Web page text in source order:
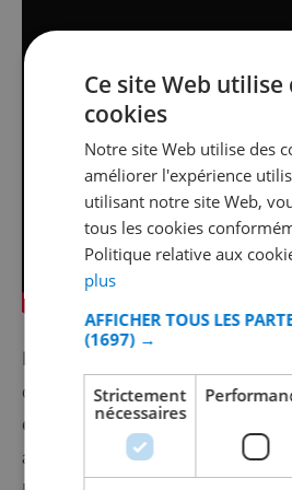
deuil qui s'est développé au fil
en Catalogne. C'était le jour où
a dû se rendre aux troupes
Ce site Web utilise
cookies
Notre site Web utilise des
améliorer l'expérience
utilisant notre site Web,
tous les cookies
Politique relative aux
plus
AFFICHER TOUS LES
(1697) →
Strictement
nécessaires